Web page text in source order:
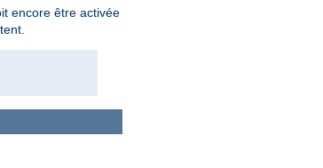
encore être activée